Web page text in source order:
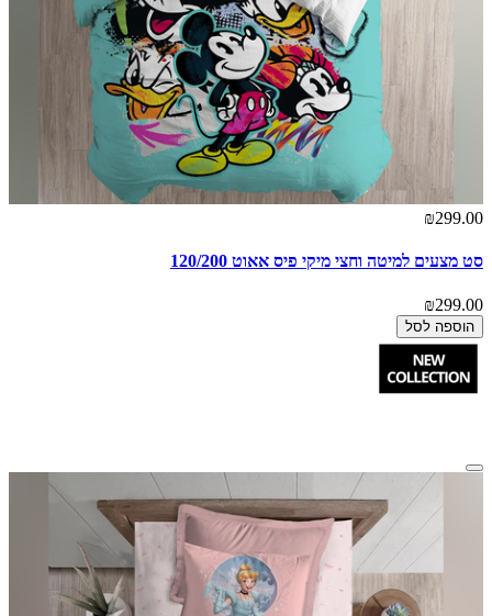
₪299.00
סט מצעים למיטה וחצי מיקי פיס אאוט 120/200
₪299.00
הוספה לסל